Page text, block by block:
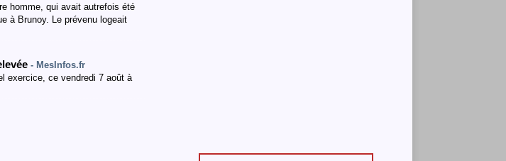
homme, qui avait autrefois été
à Brunoy. Le prévenu logeait
- MesInfos.fr
exercice, ce vendredi 7 août à